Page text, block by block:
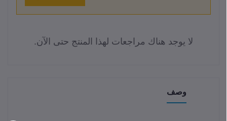
لا يوجد هناك مراجعات لهذا المنتج حتى الآن.
وصف